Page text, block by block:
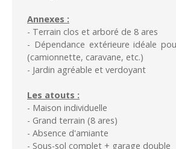
Annexes :
- Terrain clos et arboré de 8 ares
- Dépendance extérieure idéale
(camionnette, caravane, etc.)
- Jardin agréable et verdoyant
Les atouts :
- Maison individuelle
- Grand terrain (8 ares)
- Absence d'amiante
- Sous-sol complet + garage double